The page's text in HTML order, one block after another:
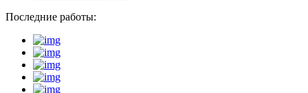
Последние работы: